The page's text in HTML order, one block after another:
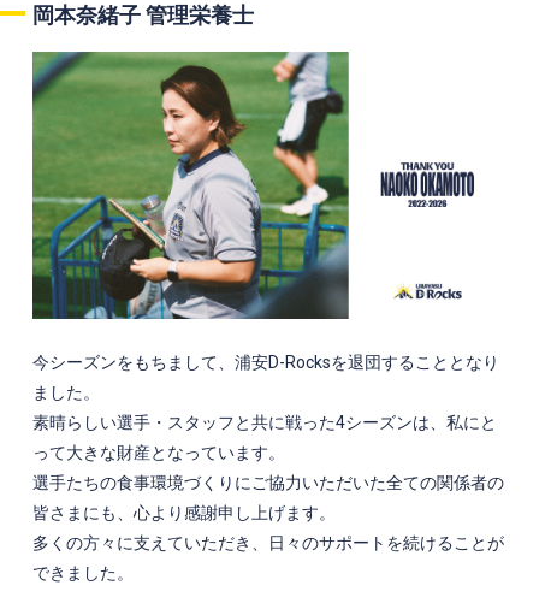
岡本奈緒子管理栄養士
今シーズンをもちまして、浦安D-Rocksを退団することとなり
ました。
素晴らしい選手・スタッフと共に戦った4シーズンは、私にと
って大きな財産となっています。
選手たちの食事環境づくりにご協力いただいた全ての関係者の
皆さまにも、心より感謝申し上げます。
多くの方々に支えていただき、日々のサポートを続けることが
できました。